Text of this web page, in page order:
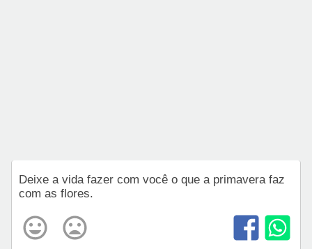
Deixe a vida fazer com você o que a primavera faz
com as flores.